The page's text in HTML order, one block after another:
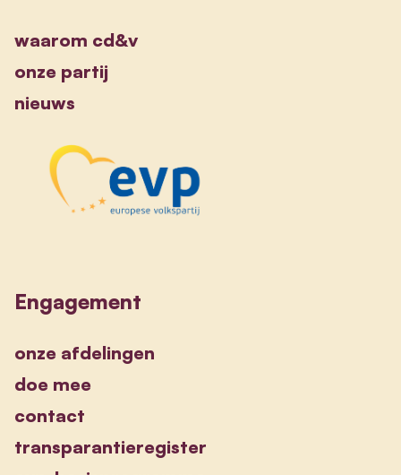
waarom cd&v
onze partij
nieuws
Engagement
onze afdelingen
doe mee
contact
transparantieregister